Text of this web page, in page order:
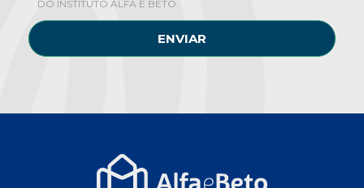
DO INSTITUTO ALFA E BETO.
ENVIAR